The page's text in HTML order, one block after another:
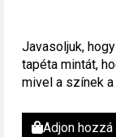
Javasoljuk,
tapéta mintát,
mivel a színek
Adjon